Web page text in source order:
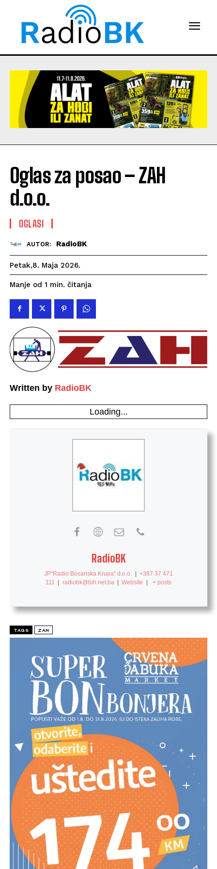
Oglas za posao – ZAH
d.o.o.
OGLASI
AUTOR: RadioBK
Petak,8. Maja 2026.
Manje od 1 min. čitanja
Written by RadioBK
Loading...
RadioBK
JP"Radio Bosanska Krupa" d.o.o.
+387 37 471
111
radiobk@bih.net.ba Website + posts
TAGS ZAH